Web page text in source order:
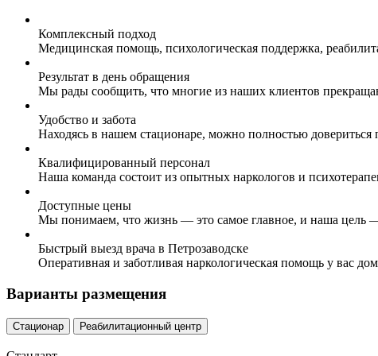
Комплексный подход
Медицинская помощь, психологическая поддержка,
Результат в день обращения
Мы рады сообщить, что многие из наших клиентов
Удобство и забота
Находясь в нашем стационаре, можно полностью довериться
Квалифицированный персонал
Наша команда состоит из опытных наркологов и
Доступные цены
Мы понимаем, что жизнь — это самое главное, и наша цель —
Быстрый выезд врача в Петрозаводске
Оперативная и заботливая наркологическая помощь у вас
Варианты размещения
Стационар Реабилитационный центр